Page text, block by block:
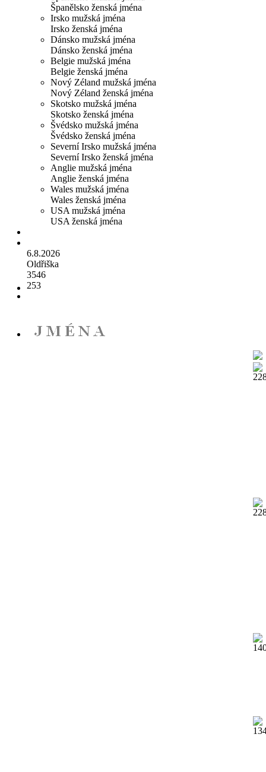
Španělsko ženská jména
Irsko mužská jména
Irsko ženská jména
Dánsko mužská jména
Dánsko ženská jména
Belgie mužská jména
Belgie ženská jména
Nový Zéland mužská jména
Nový Zéland ženská jména
Skotsko mužská jména
Skotsko ženská jména
Švédsko mužská jména
Švédsko ženská jména
Severní Irsko mužská jména
Severní Irsko ženská jména
Anglie mužská jména
Anglie ženská jména
Wales mužská jména
Wales ženská jména
USA mužská jména
USA ženská jména
6.8.2026
Oldřiška
3546
253